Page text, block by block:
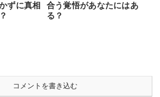
ずに真相
合う覚悟があなたにはあ
る？
コメントを書き込む